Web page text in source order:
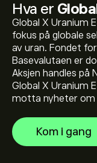
Hva er
Global X Uranium
fokus på globale
av uran. Fondet
Basevalutaen er
Aksjen handles på
Global X Uranium
motta nyheter om
Kom i gang
Den høyeste
62.09‎$‎
Velg tidsrammen
og zoom ut for å
har variert mellom
For å kjøpe URA,
siden på eToro-